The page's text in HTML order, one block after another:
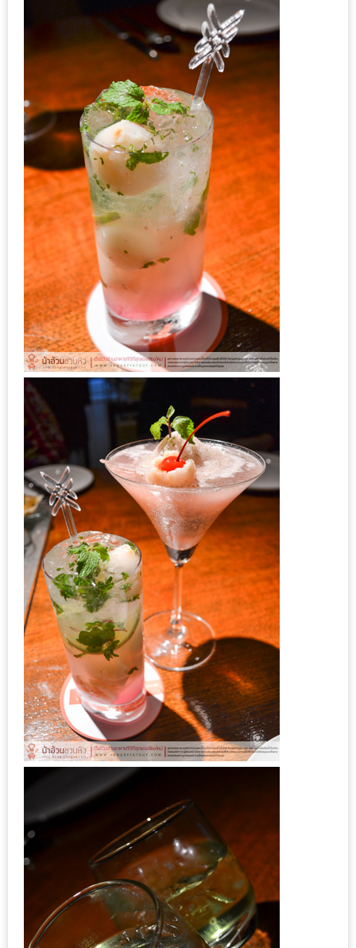
เด็ด
สำหรับ
ที่รัก
2560
สบาย
ใจ๋…
สไตล์
นิมมาน
(ดี
คอน
โด
นิม)
เชียงใหม่
ส่วนลด
พิเศษ
อาหาร
ใน
เชียงใหม่
หนาว
นัก
ใช่
ไหม?
แวะ
ไป
ไฟ
อุ่นๆ
ปิ้ง
มาร์ช
โล่
และ
ช้อป
เดียว